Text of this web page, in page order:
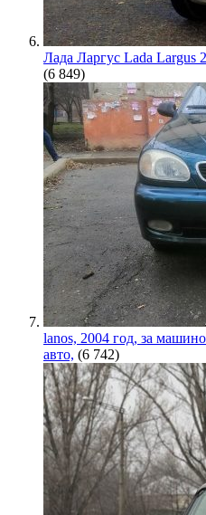
Лада Ларгус Lada Largus
(6 849)
lanos, 2004 год, за
авто, (6 742)